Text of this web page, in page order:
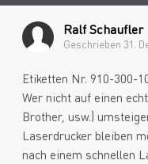
Ralf Schaufler
Geschrieben 31.
Etiketten Nr. 910-300-
Wer nicht auf einen
Brother, usw.)
Laserdrucker bleiben
nach einem schnellen